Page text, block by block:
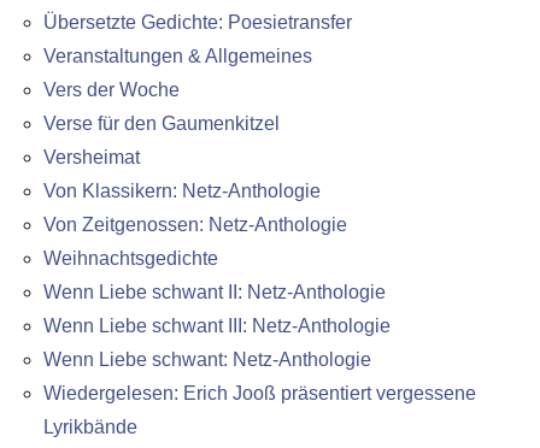
Übersetzte Gedichte: Poesietransfer
Veranstaltungen & Allgemeines
Vers der Woche
Verse für den Gaumenkitzel
Versheimat
Von Klassikern: Netz-Anthologie
Von Zeitgenossen: Netz-Anthologie
Weihnachtsgedichte
Wenn Liebe schwant II: Netz-Anthologie
Wenn Liebe schwant III: Netz-Anthologie
Wenn Liebe schwant: Netz-Anthologie
Wiedergelesen: Erich Jooß präsentiert vergessene
Lyrikbände